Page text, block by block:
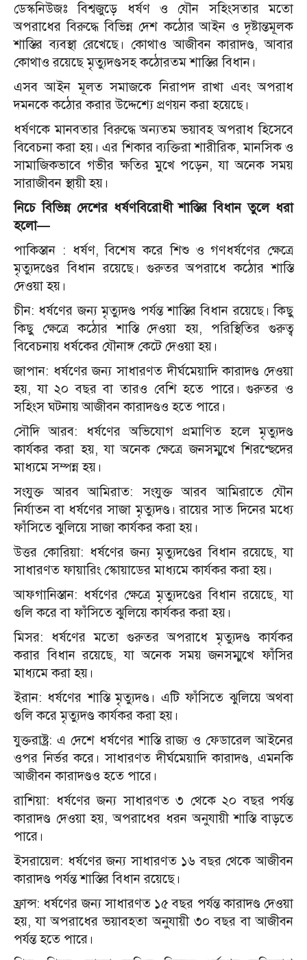
ডেস্কনিউজঃ বিশ্বজুড়ে ধর্ষণ ও যৌন সহিংসতার মতো
অপরাধের বিরুদ্ধে বিভিন্ন দেশ কঠোর আইন ও দৃষ্টান্তমূলক
শাস্তির ব্যবস্থা রেখেছে। কোথাও আজীবন কারাদণ্ড, আবার
কোথাও রয়েছে মৃত্যুদণ্ডসহ কঠোরতম শাস্তির বিধান।
এসব আইন মূলত সমাজকে নিরাপদ রাখা এবং অপরাধ
দমনকে কঠোর করার উদ্দেশ্যে প্রণয়ন করা হয়েছে।
ধর্ষণকে মানবতার বিরুদ্ধে অন্যতম ভয়াবহ অপরাধ হিসেবে
বিবেচনা করা হয়। এর শিকার ব্যক্তিরা শারীরিক, মানসিক ও
সামাজিকভাবে গভীর ক্ষতির মুখে পড়েন, যা অনেক সময়
সারাজীবন স্থায়ী হয়।
নিচে বিভিন্ন দেশের ধর্ষণবিরোধী শাস্তির বিধান তুলে ধরা
হলো—
পাকিস্তান : ধর্ষণ, বিশেষ করে শিশু ও গণধর্ষণের ক্ষেত্রে
মৃত্যুদণ্ডের বিধান রয়েছে। গুরুতর অপরাধে কঠোর শাস্তি
দেওয়া হয়।
চীন: ধর্ষণের জন্য মৃত্যুদণ্ড পর্যন্ত শাস্তির বিধান রয়েছে। কিছু
কিছু ক্ষেত্রে কঠোর শাস্তি দেওয়া হয়, পরিস্থিতির গুরুত্ব
বিবেচনায় ধর্ষকের যৌনাঙ্গ কেটে দেওয়া হয়।
জাপান: ধর্ষণের জন্য সাধারণত দীর্ঘমেয়াদি কারাদণ্ড দেওয়া
হয়, যা ২০ বছর বা তারও বেশি হতে পারে। গুরুতর ও
সহিংস ঘটনায় আজীবন কারাদণ্ডও হতে পারে।
সৌদি আরব: ধর্ষণের অভিযোগ প্রমাণিত হলে মৃত্যুদণ্ড
কার্যকর করা হয়, যা অনেক ক্ষেত্রে জনসম্মুখে শিরশ্ছেদের
মাধ্যমে সম্পন্ন হয়।
সংযুক্ত আরব আমিরাত: সংযুক্ত আরব আমিরাতে যৌন
নির্যাতন বা ধর্ষণের সাজা মৃত্যুদণ্ড। রায়ের সাত দিনের মধ্যে
ফাঁসিতে ঝুলিয়ে সাজা কার্যকর করা হয়।
উত্তর কোরিয়া: ধর্ষণের জন্য মৃত্যুদণ্ডের বিধান রয়েছে, যা
সাধারণত ফায়ারিং স্কোয়াডের মাধ্যমে কার্যকর করা হয়।
আফগানিস্তান: ধর্ষণের ক্ষেত্রে মৃত্যুদণ্ডের বিধান রয়েছে, যা
গুলি করে বা ফাঁসিতে ঝুলিয়ে কার্যকর করা হয়।
মিসর: ধর্ষণের মতো গুরুতর অপরাধে মৃত্যুদণ্ড কার্যকর
করার বিধান রয়েছে, যা অনেক সময় জনসম্মুখে ফাঁসির
মাধ্যমে করা হয়।
ইরান: ধর্ষণের শাস্তি মৃত্যুদণ্ড। এটি ফাঁসিতে ঝুলিয়ে অথবা
গুলি করে মৃত্যুদণ্ড কার্যকর করা হয়।
যুক্তরাষ্ট্র: এ দেশে ধর্ষণের শাস্তি রাজ্য ও ফেডারেল আইনের
ওপর নির্ভর করে। সাধারণত দীর্ঘমেয়াদি কারাদণ্ড, এমনকি
আজীবন কারাদণ্ডও হতে পারে।
রাশিয়া: ধর্ষণের জন্য সাধারণত ৩ থেকে ২০ বছর পর্যন্ত
কারাদণ্ড দেওয়া হয়, অপরাধের ধরন অনুযায়ী শাস্তি বাড়তে
পারে।
ইসরায়েল: ধর্ষণের জন্য সাধারণত ১৬ বছর থেকে আজীবন
কারাদণ্ড পর্যন্ত শাস্তির বিধান রয়েছে।
ফ্রান্স: ধর্ষণের জন্য সাধারণত ১৫ বছর পর্যন্ত কারাদণ্ড দেওয়া
হয়, যা অপরাধের ভয়াবহতা অনুযায়ী ৩০ বছর বা আজীবন
পর্যন্ত হতে পারে।